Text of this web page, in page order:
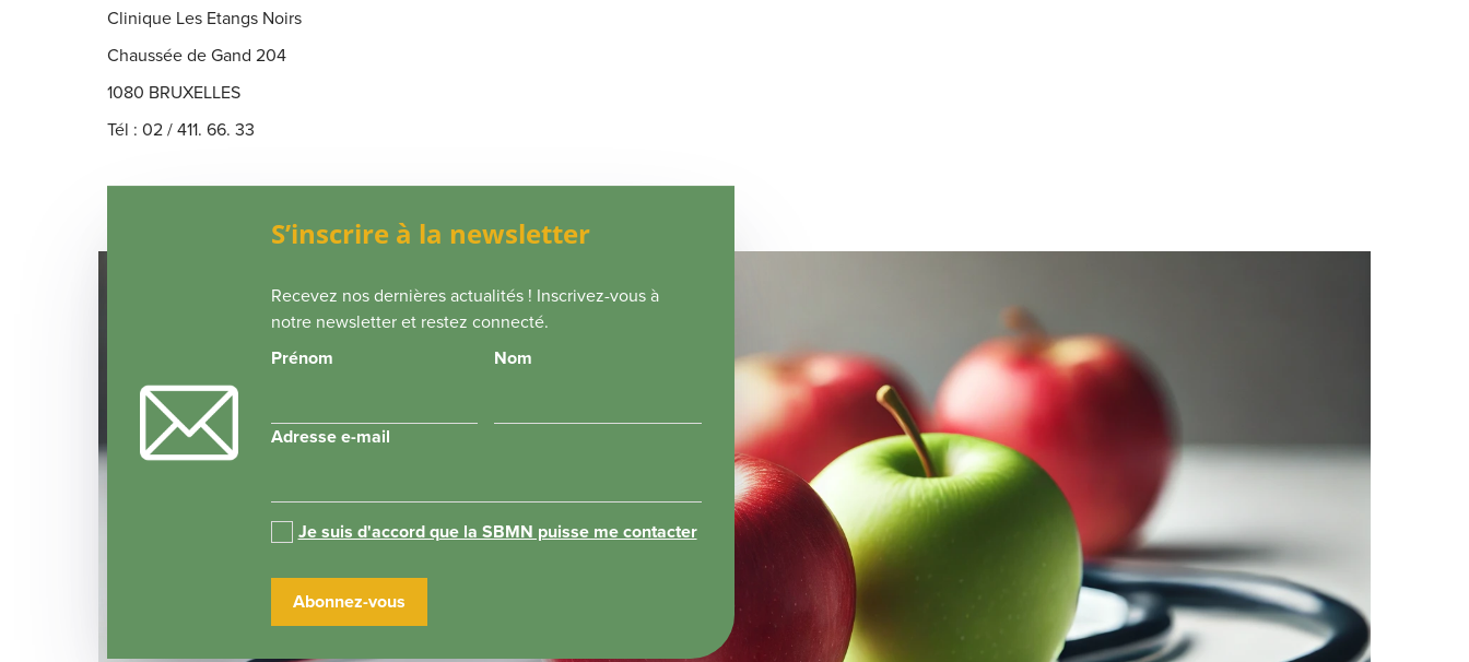
Clinique Les Etangs Noirs
Chaussée de Gand 204
1080 BRUXELLES
Tél : 02 / 411. 66. 33
S’inscrire à la newsletter
Recevez nos dernières actualités ! Inscrivez-vous à
notre newsletter et restez connecté.
Prénom Nom
Adresse e-mail
Je suis d'accord que la SBMN puisse me contacter